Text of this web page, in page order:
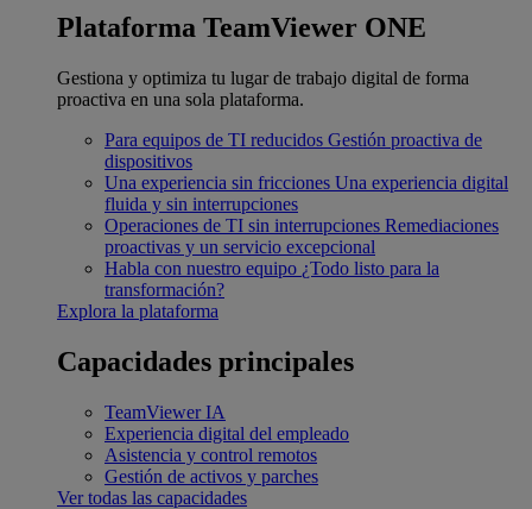
Plataforma TeamViewer ONE
Gestiona y optimiza tu lugar de trabajo digital de forma
proactiva en una sola plataforma.
Para equipos de TI reducidos Gestión proactiva de
dispositivos
Una experiencia sin fricciones Una experiencia digital
fluida y sin interrupciones
Operaciones de TI sin interrupciones Remediaciones
proactivas y un servicio excepcional
Habla con nuestro equipo ¿Todo listo para la
transformación?
Explora la plataforma
Capacidades principales
TeamViewer IA
Experiencia digital del empleado
Asistencia y control remotos
Gestión de activos y parches
Ver todas las capacidades